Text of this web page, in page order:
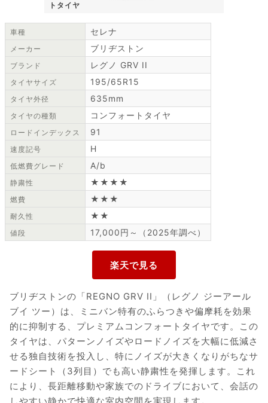
トタイヤ
車種 セレナ
メーカー ブリヂストン
ブランド レグノ GRV II
タイヤサイズ 195/65R15
タイヤ外径 635mm
タイヤの種類 コンフォートタイヤ
ロードインデックス 91
速度記号 H
低燃費グレード A/b
静粛性 ★★★★
燃費 ★★★
耐久性 ★★
値段 17,000円～（2025年調べ）
ブリヂストンの「REGNO GRV II」（レグノ ジーアール
ブイ ツー）は、ミニバン特有のふらつきや偏摩耗を効果
的に抑制する、プレミアムコンフォートタイヤです。この
タイヤは、パターンノイズやロードノイズを大幅に低減さ
せる独自技術を投入し、特にノイズが大きくなりがちなサ
ードシート（3列目）でも高い静粛性を発揮します。これ
により、長距離移動や家族でのドライブにおいて、会話の